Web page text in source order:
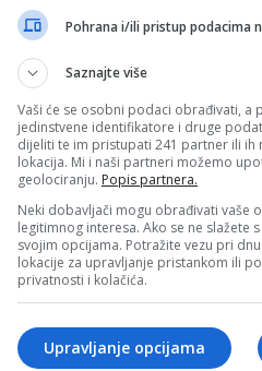
u luksuzni hotel u koji je
iza čije gradnje stoji 28-godišnji
pohvalio fotografijama hotela
AGENCIJE ZA PROMOCIJU
iz Dubaija pokazali
Jedan Britanski novinar koji je
bio je toliko oduševljen da je napisao
kategorizaciju od pet zvjezida, i
ČEKA NA VAS
sreću: Jedna od
zainteresiranim kandidatima održat će
kompaniju i uvjete rada, a potom
Pohrana i/ili pristup podacima
Saznajte više
Vaši će se osobni podaci obrađivati, a
jedinstvene identifikatore i druge
dijeliti te im pristupati 241 partner ili
lokacija. Mi i naši partneri možemo
geolociranju. Popis partnera.
Neki dobavljači mogu obrađivati vaše
legitimnog interesa. Ako se ne slažete
svojim opcijama. Potražite vezu pri
lokacije za upravljanje pristankom ili
privatnosti i kolačića.
Upravljanje opcijama